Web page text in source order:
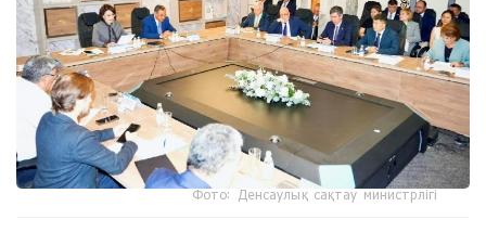
Фото: Денсаулық сақтау министрлігі